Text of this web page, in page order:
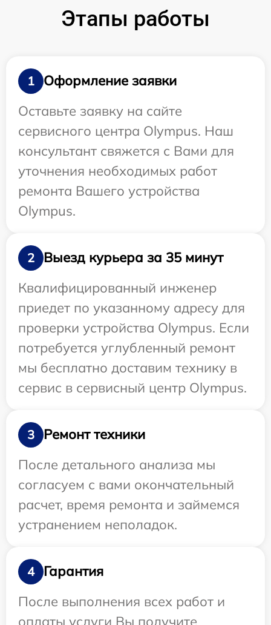
Этапы работы
1
Оформление заявки
Оставьте заявку на сайте
сервисного центра Olympus. Наш
консультант свяжется с Вами для
уточнения необходимых работ
ремонта Вашего устройства
Olympus.
2
Выезд курьера за 35 минут
Квалифицированный инженер
приедет по указанному адресу для
проверки устройства Olympus. Если
потребуется углубленный ремонт
мы бесплатно доставим технику в
сервис в сервисный центр Olympus.
3
Ремонт техники
После детального анализа мы
согласуем с вами окончательный
расчет, время ремонта и займемся
устранением неполадок.
4
Гарантия
После выполнения всех работ и
оплаты услуги Вы получите